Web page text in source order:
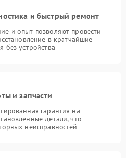
и быстрый ремонт
и опыт позволяют провести
в кратчайшие
без устройства
и запчасти
гарантия на
детали, что
неисправностей